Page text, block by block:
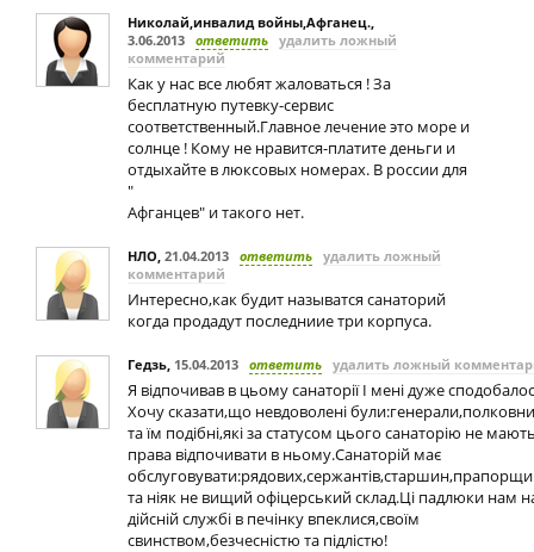
Николай,инвалид войны,Афганец.,
3.06.2013 ответить удалить ложный
комментарий
Как у нас все любят жаловаться ! За
бесплатную путевку-сервис
соответственный.Главное лечение это море и
солнце ! Кому не нравится-платите деньги и
отдыхайте в люксовых номерах. В россии для
"
Афганцев" и такого нет.
НЛО, 21.04.2013 ответить удалить ложный
комментарий
Интересно,как будит называтся санаторий
когда продадут последниие три корпуса.
Гедзь, 15.04.2013 ответить удалить ложный
Я відпочивав в цьому санаторії І мені дуже
Хочу сказати,що невдоволені
та їм подібні,які за статусом цього санаторію не
права відпочивати в ньому.Санаторій має
та ніяк не вищий офіцерський склад.Ці падлюки нам
дійсній службі в печінку впеклися,своїм
свинством,безчесністю та підлістю!